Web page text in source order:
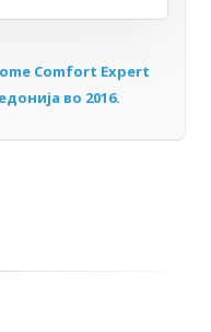
Comfort Expert
во 2016.